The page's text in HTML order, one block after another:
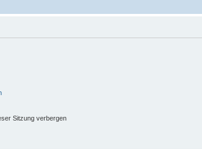
Sitzung verbergen